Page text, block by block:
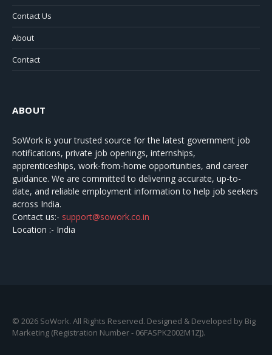
Contact Us
About
Contact
ABOUT
SoWork is your trusted source for the latest government job
notifications, private job openings, internships,
apprenticeships, work-from-home opportunities, and career
guidance. We are committed to delivering accurate, up-to-
date, and reliable employment information to help job seekers
across India.
Contact us:- support@sowork.co.in
Location :- India
© 2026 SoWork. All Rights Reserved. Designed & Developed by Big
Marketing (Registration Number - 06FASPK2002M1ZJ).